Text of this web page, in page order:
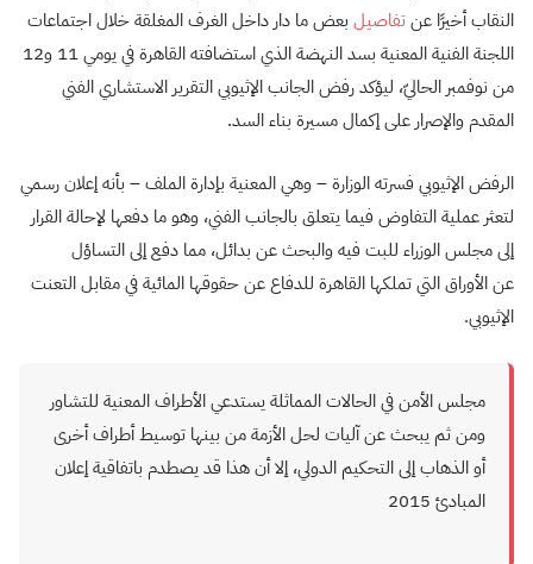
النقاب أخيرًا عنتفاصيل بعض ما دار داخل الغرف المغلقة خلال اجتماعات
اللجنة الفنية المعنية بسد النهضة الذي استضافته القاهرة في يومي 11 و12
من نوفمبر الحاليّ، ليؤكد رفض الجانب الإثيوبي التقرير الاستشاري الفني
المقدم والإصرار على إكمال مسيرة بناء السد.
الرفض الإثيوبي فسرته الوزارة – وهي المعنية بإدارة الملف – بأنه إعلان رسمي
لتعثر عملية التفاوض فيما يتعلق بالجانب الفني، وهو ما دفعها لإحالة القرار
إلى مجلس الوزراء للبت فيه والبحث عن بدائل، مما دفع إلى التساؤل
عن الأوراق التي تملكها القاهرة للدفاع عن حقوقها المائية في مقابل التعنت
الإثيوبي.
مجلس الأمن في الحالات المماثلة يستدعي الأطراف المعنية للتشاور
ومن ثم يبحث عن آليات لحل الأزمة من بينها توسيط أطراف أخرى
أو الذهاب إلى التحكيم الدولي، إلا أن هذا قد يصطدم باتفاقية إعلان
المبادئ 2015